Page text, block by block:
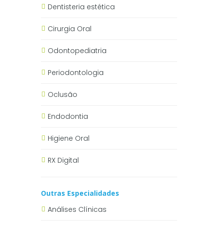
Dentisteria estética
Cirurgia Oral
Odontopediatria
Periodontologia
Oclusão
Endodontia
Higiene Oral
RX Digital
Outras Especialidades
Análises Clínicas